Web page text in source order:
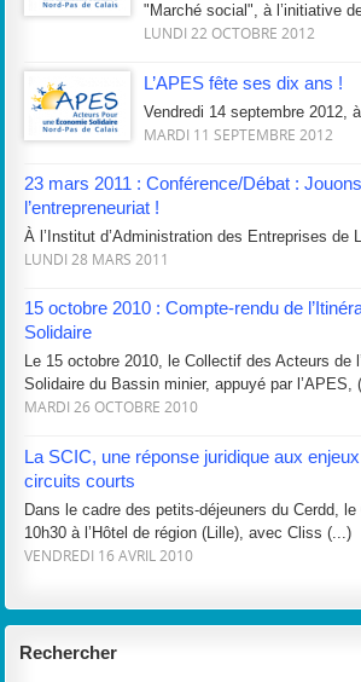
"Marché social", à l’initiative
LUNDI 22 OCTOBRE 2012
L’APES fête ses dix ans !
Vendredi 14 septembre 2012,
MARDI 11 SEPTEMBRE 2012
23 mars 2011 : Conférence/Débat :
l’entrepreneuriat !
À l’Institut d’Administration des Entreprises de
LUNDI 28 MARS 2011
15 octobre 2010 : Compte-rendu de
Solidaire
Le 15 octobre 2010, le Collectif des Acteurs de
Solidaire du Bassin minier, appuyé par l’APES,
MARDI 26 OCTOBRE 2010
La SCIC, une réponse juridique aux
circuits courts
Dans le cadre des petits-déjeuners du Cerdd,
10h30 à l’Hôtel de région (Lille), avec Cliss (...)
VENDREDI 16 AVRIL 2010
Rechercher